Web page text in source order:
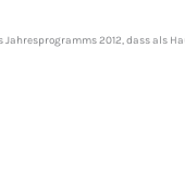
2012, dass als